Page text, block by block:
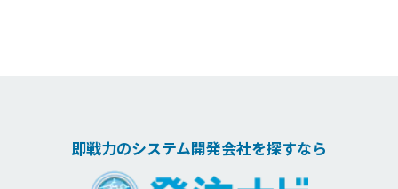
即戦力のシステム開発会社を探すなら